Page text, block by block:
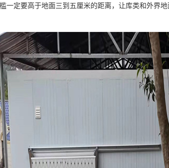
一定要高于地面三到五厘米的距离，让库类和外界